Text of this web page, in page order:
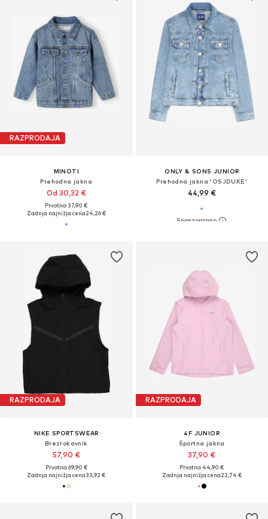
RAZPRODAJA
MINOTI
Prehodna jakna
Od 30,32 €
Prvotno: 37,90 €
Zadnja najnižja cena24,26 €
ONLY & SONS JUNIOR
Prehodna jakna 'OSJDUKE'
44,99 €
RAZPRODAJA
NIKE SPORTSWEAR
Brezrokavnik
57,90 €
Prvotno: 69,90 €
Zadnja najnižja cena33,92 €
RAZPRODAJA
4F JUNIOR
Športna jakna
37,90 €
Prvotno: 44,90 €
Zadnja najnižja cena22,74 €